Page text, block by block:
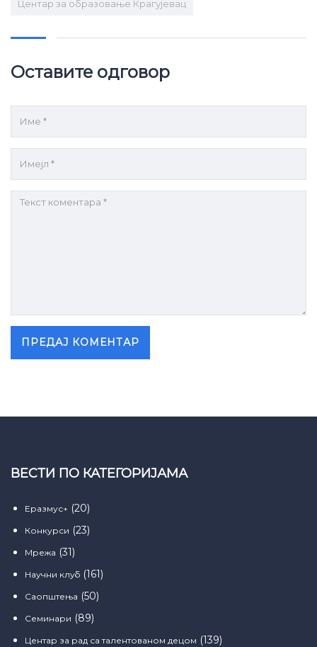
Центар за образовање Крагујевац
Оставите одговор
ВЕСТИ ПО КАТЕГОРИЈАМА
Еразмус+ (20)
Конкурси (23)
Мрежа (31)
Научни клуб (161)
Саопштења (50)
Семинари (89)
Центар за рад са талентованом децом (139)